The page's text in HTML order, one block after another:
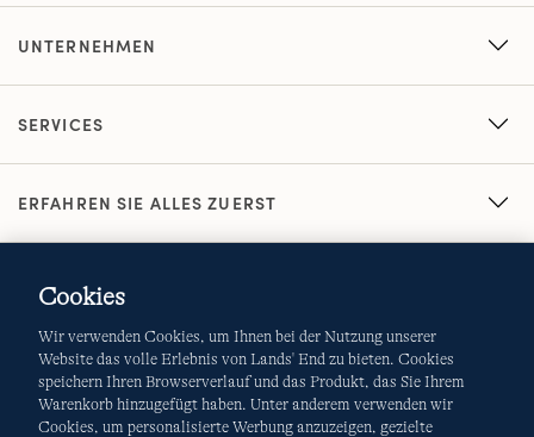
UNTERNEHMEN
SERVICES
ERFAHREN SIE ALLES ZUERST
AGB Datenschutz & Sicherheit
Cookies
Wir verwenden Cookies, um Ihnen bei der Nutzung unserer
Website das volle Erlebnis von Lands' End zu bieten. Cookies
speichern Ihren Browserverlauf und das Produkt, das Sie Ihrem
Warenkorb hinzugefügt haben. Unter anderem verwenden wir
Cookies, um personalisierte Werbung anzuzeigen, gezielte